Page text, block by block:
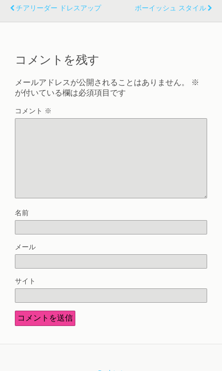
チアリーダー ドレスアップ
ボーイッシュ スタイル
コメントを残す
メールアドレスが公開されることはありません。
※
が付いている欄は必須項目です
コメント ※
名前
メール
サイト